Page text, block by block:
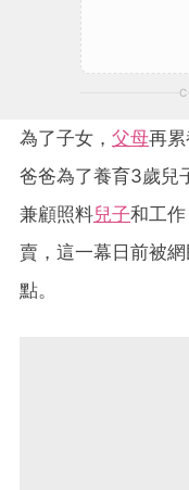
為了子女， 父母再
爸爸為了養育3歲兒
兼顧照料兒子和工
賣，這一幕日前被
點。